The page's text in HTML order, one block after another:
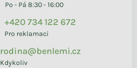
Po - Pá 8:30 - 16:00
+420 734 122 672
Pro reklamaci
rodina@benlemi.cz
Kdykoliv